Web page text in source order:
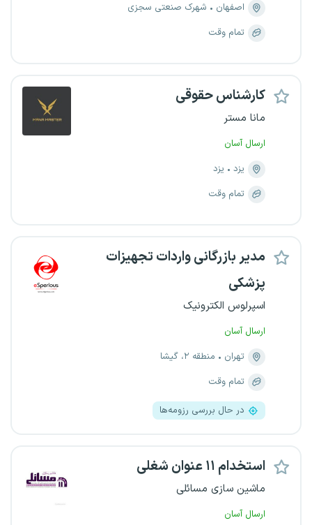
اصفهان
شهرک صنعتی سجزی
تمام وقت
کارشناس حقوقی
مانا مستر
ارسال آسان
یزد
یزد
تمام وقت
مدیر بازرگانی واردات تجهیزات
پزشکی
اسپرلوس الکترونیک
ارسال آسان
تهران
منطقه ۲، گیشا
تمام وقت
در حال بررسی رزومه‌ها
استخدام ۱۱ عنوان شغلی
ماشین سازی مسائلی
ارسال آسان